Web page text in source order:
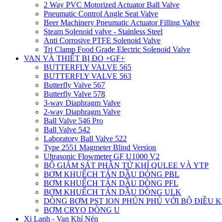
2 Way PVC Motorized Actuator Ball Valve
Pneumatic Control Angle Seat Valve
Beer Machinery Pneumatic Actuator Filling Valve
Steam Solenoid valve - Stainless Steel
Anti Corrosive PTFE Solenoid Valve
Tri Clamp Food Grade Electric Solenoid Valve
VAN VÀ THIẾT BỊ ĐO +GF+
BUTTERFLY VALVE 565
BUTTERFLY VALVE 563
Butterfly Valve 567
Butterfly Valve 578
3-way Diaphragm Valve
2-way Diaphragm Valve
Ball Valve 546 Pro
Ball Valve 542
Laboratory Ball Valve 522
Type 2551 Magmeter Blind Version
Ultrasonic Flowmeter GF U1000 V2
BỘ GIÁM SÁT PHÂN TỬ KHÍ QULEE VÀ YTP
BƠM KHUẾCH TÁN DẦU DÒNG PBL
BƠM KHUẾCH TÁN DẦU DÒNG PFL
BƠM KHUẾCH TÁN DẦU DÒNG ULK
DÒNG BƠM PST ION PHÚN PHỦ VỚI BỘ ĐIỀU
BƠM CRYO DÒNG U
Xi Lanh - Van Khí Nén